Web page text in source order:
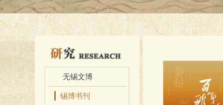
无锡文博
锡博书刊